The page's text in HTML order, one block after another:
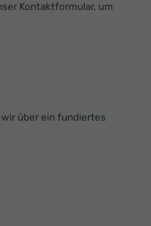
Kontaktformular, um
über ein fundiertes